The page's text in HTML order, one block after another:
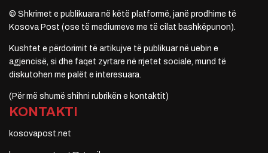
© Shkrimet e publikuara në këtë platformë, janë prodhime të
Kosova Post (ose të mediumeve me të cilat bashkëpunon).
Kushtet e përdorimit të artikujve të publikuar në uebin e
agjencisë, si dhe faqet zyrtare në rrjetet sociale, mund të
diskutohen me palët e interesuara.
(Për më shumë shihni rubrikën e kontaktit)
KONTAKTI
kosovapost.net